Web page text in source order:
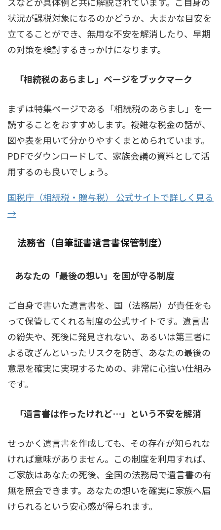
状況が課税対象になるのかどうか、大まかな目安を
立てることができ、無用な不安を解消したり、早期
の対策を検討するきっかけになります。
「相続税のあらまし」ページをブックマーク
まずは特集ページである「相続税のあらまし」を一
読することをおすすめします。複雑な税金の話が、
図や表を用いて分かりやすくまとめられています。
PDFでダウンロードして、家族会議の資料として活
用するのも良いでしょう。
国税庁（相続税・贈与税） 公式サイトで詳しく見る
→
法務省（自筆証書遺言書保管制度）
あなたの「最後の想い」を国が守る制度
ご自身で書いた遺言書を、国（法務局）が責任をも
って保管してくれる制度の公式サイトです。遺言書
の紛失や、死後に発見されない、あるいは第三者に
よる改ざんといったリスクを防ぎ、あなたの最後の
意思を確実に実現するための、非常に心強い仕組み
です。
「遺言書は作ったけれど…」という不安を解消
せっかく遺言書を作成しても、その存在が知られな
ければ意味がありません。この制度を利用すれば、
ご家族はあなたの死後、全国の法務局で遺言書の有
無を照会できます。あなたの想いを確実に家族へ届
けられるという安心感が得られます。